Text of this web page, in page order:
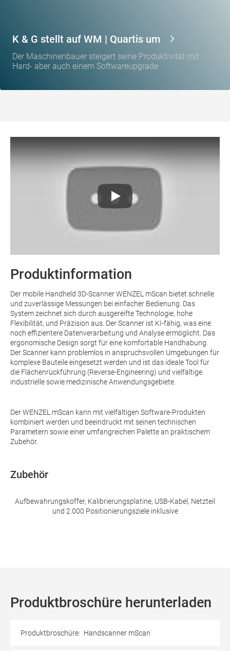
K & G stellt auf WM | Quartis um
Der Maschinenbauer steigert seine Produktivität mit
Hard- aber auch einem Softwareupgrade
Produktinformation
Der mobile Handheld 3D-Scanner WENZEL mScan bietet schnelle
und zuverlässige Messungen bei einfacher Bedienung. Das
System zeichnet sich durch ausgereifte Technologie, hohe
Flexibilität, und Präzision aus. Der Scanner ist KI-fähig, was eine
noch effizientere Datenverarbeitung und Analyse ermöglicht. Das
ergonomische Design sorgt für eine komfortable Handhabung.
Der Scanner kann problemlos in anspruchsvollen Umgebungen für
komplexe Bauteile eingesetzt werden und ist das ideale Tool für
die Flächenrückführung (Reverse-Engineering) und vielfältige
industrielle sowie medizinische Anwendungsgebiete.
Der WENZEL mScan kann mit vielfältigen Software-Produkten
kombiniert werden und beeindruckt mit seinen technischen
Parametern sowie einer umfangreichen Palette an praktischem
Zubehör.
Zubehör
Aufbewahrungskoffer, Kalibrierungsplatine, USB-Kabel, Netzteil
und 2.000 Positionierungsziele inklusive
Produktbroschüre herunterladen
Produktbroschüre: Handscanner mScan